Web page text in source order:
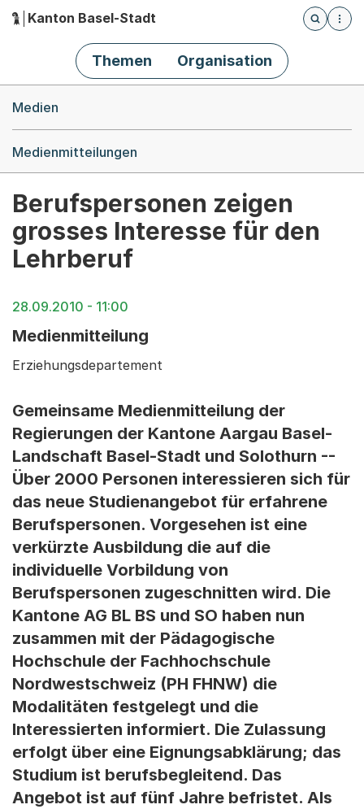
Hauptnavigation
Kanton Basel-Stadt
Öffnet
Themen Organisation
Medien
Medienmitteilungen
Berufspersonen zeigen
grosses Interesse für den
Lehrberuf
28.09.2010 - 11:00
Medienmitteilung
Erziehungsdepartement
Gemeinsame Medienmitteilung der
Regierungen der Kantone Aargau Basel-
Landschaft Basel-Stadt und Solothurn --
Über 2000 Personen interessieren sich für
das neue Studienangebot für erfahrene
Berufspersonen. Vorgesehen ist eine
verkürzte Ausbildung die auf die
individuelle Vorbildung von
Berufspersonen zugeschnitten wird. Die
Kantone AG BL BS und SO haben nun
zusammen mit der Pädagogische
Hochschule der Fachhochschule
Nordwestschweiz (PH FHNW) die
Modalitäten festgelegt und die
Interessierten informiert. Die Zulassung
erfolgt über eine Eignungsabklärung; das
Studium ist berufsbegleitend. Das
Angebot ist auf fünf Jahre befristet. Als